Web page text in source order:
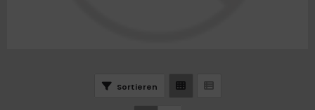
Sortieren